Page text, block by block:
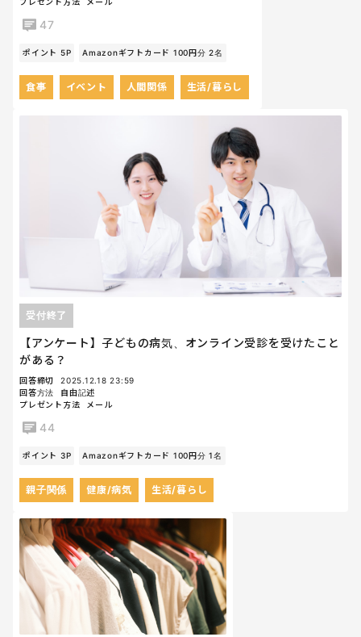
47
ポイント 5P Amazonギフトカード 100円分 2名
食事 イベント 人間関係 生活/暮らし
【アンケート】子どもの病気、オンライン受診を受けたこと
がある？
受付終了
回答締切
2025.12.18 23:59
回答方法
自由記述
プレゼント方法
メール
44
ポイント 3P Amazonギフトカード 100円分 1名
親子関係 健康/病気 生活/暮らし